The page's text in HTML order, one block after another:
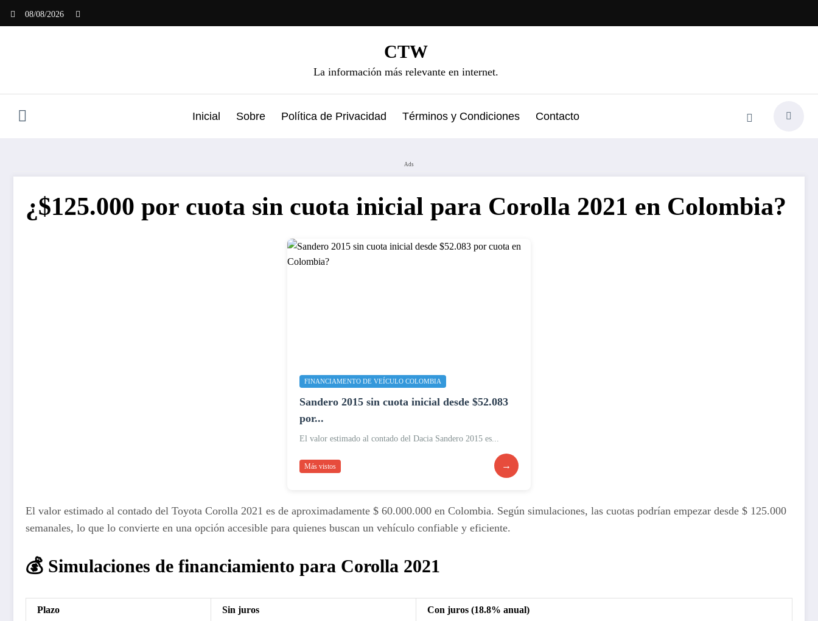
08/08/2026
CTW
La información más relevante en internet.
Inicial Sobre Política de Privacidad Términos y Condiciones Contacto
Ads
¿$125.000 por cuota sin cuota inicial para Corolla 2021 en Colombia?
FINANCIAMENTO DE VEÍCULO COLOMBIA
Sandero 2015 sin cuota inicial desde $52.083
por...
El valor estimado al contado del Dacia Sandero 2015 es...
Más vistos →
El valor estimado al contado del Toyota Corolla 2021 es de aproximadamente $ 60.000.000 en Colombia. Según simulaciones, las cuotas podrían empezar desde $ 125.000
semanales, lo que lo convierte en una opción accesible para quienes buscan un vehículo confiable y eficiente.
💰 Simulaciones de financiamiento para Corolla 2021
Plazo Sin juros Con juros (18.8% anual)